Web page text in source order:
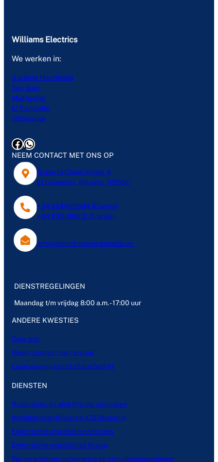
Williams Electrics
We werken in:
Alicante Hoofdstad
San Juan
Muchamiel
El Campello
Villajoyosa
Facebook WhatsApp
NEEM CONTACT MET ONS OP
Ruperto Chapí-straat 4
El Campello, Alicante, 03560.
+34 624459584 (Engels)
+34 633188512 (Engels)
info@electricistaelcampello.es
DIENSTREGELINGEN
Maandag t/m vrijdag 8:00 a.m. - 17:00 uur
ANDERE KWESTIES
Over ons
Neem contact met ons op
Laagspanningsinstallatiebedrijf
DIENSTEN
Reparaties bij elektrische storingen
Installatiecertificaten (CIE/Bulletin)
Elektrische installatiecontroles
Elektrische installaties Nieuw
We veranderen ontvangers en circuitaanpassingen